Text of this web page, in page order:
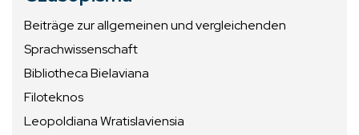
Beiträge zur allgemeinen und vergleichenden
Sprachwissenschaft
Bibliotheca Bielaviana
Filoteknos
Leopoldiana Wratislaviensia